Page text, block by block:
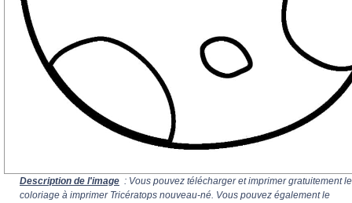
Description de l'image : Vous pouvez télécharger et imprimer gratuitement le
coloriage à imprimer Tricératops nouveau-né. Vous pouvez également le